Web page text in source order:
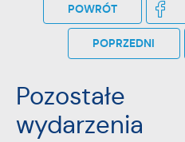
POWRÓT
POPRZEDNI
Pozostałe
wydarzenia